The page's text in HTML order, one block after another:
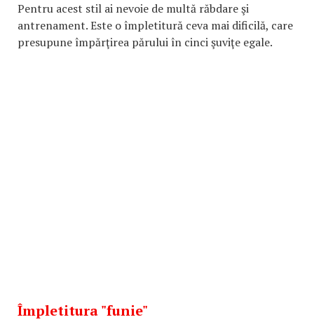
Pentru acest stil ai nevoie de multă răbdare şi
antrenament. Este o împletitură ceva mai dificilă, care
presupune împărţirea părului în cinci şuviţe egale.
Împletitura "funie"